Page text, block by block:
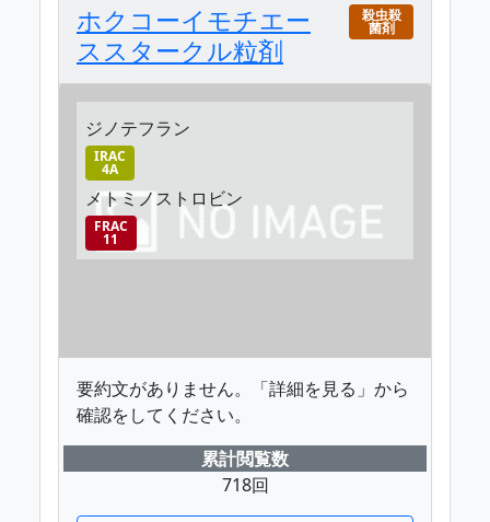
ホクコーイモチエー
ススタークル粒剤
殺虫殺
菌剤
ジノテフラン
IRAC
4A
メトミノストロビン
FRAC
11
要約文がありません。「詳細を見る」から
確認をしてください。
累計閲覧数
718回